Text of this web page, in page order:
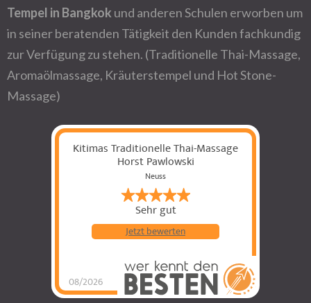
Tempel in Bangkok und anderen Schulen erworben um
in seiner beratenden Tätigkeit den Kunden fachkundig
zur Verfügung zu stehen. (Traditionelle Thai-Massage,
Aromaölmassage, Kräuterstempel und Hot Stone-
Massage)
Kitimas Traditionelle Thai-Massage
Horst Pawlowski
Neuss
Sehr gut
08/2026
Jetzt bewerten
Kitimas Traditionelle
Thai-Massage Horst